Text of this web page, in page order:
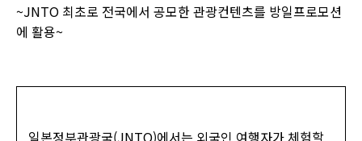
~JNTO 최초로 전국에서 공모한 관광컨텐츠를 방일프로모션
에 활용~
일본정부관광국(JNTO)에서는 외국인 여행자가 체험할